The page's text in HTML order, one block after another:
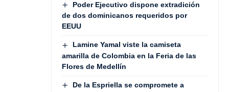
Poder Ejecutivo dispone extradición
de dos dominicanos requeridos por
EEUU
Lamine Yamal viste la camiseta
amarilla de Colombia en la Feria de las
Flores de Medellín
De la Espriella se compromete a